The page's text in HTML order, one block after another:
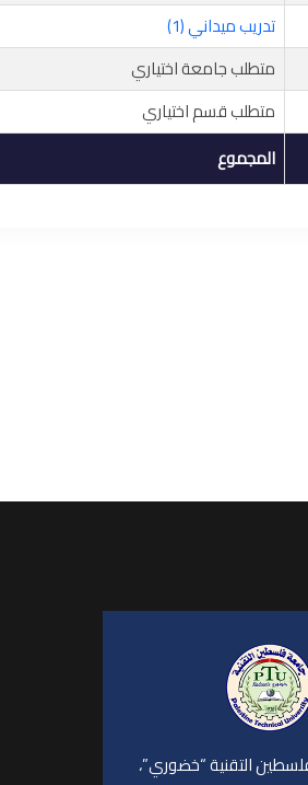
تدريب ميداني (1)
متطلب جامعة اختياري
متطلب قسم اختياري
المجموع
التقنية “خضوري”،